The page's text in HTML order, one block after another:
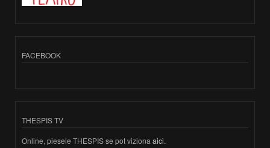
FACEBOOK
THESPIS TV
Online, piesele THESPIS se pot viziona aici.